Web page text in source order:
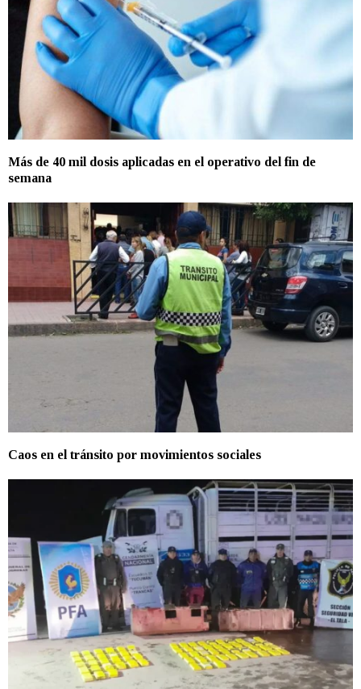
Más de 40 mil dosis aplicadas en el operativo del fin de
semana
Caos en el tránsito por movimientos sociales